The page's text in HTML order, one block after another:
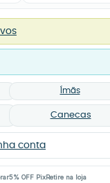
Ímãs
Canecas
conta
5% OFF PixRetire na loja